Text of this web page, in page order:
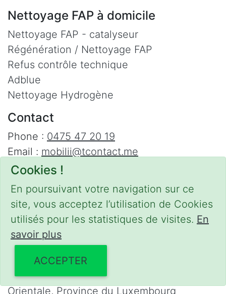
Cookies !
En poursuivant votre navigation sur ce
site, vous acceptez l’utilisation de Cookies
utilisés pour les statistiques de visites. En
savoir plus
ACCEPTER
Nettoyage FAP à domicile
Nettoyage FAP - catalyseur
Régénération / Nettoyage FAP
Refus contrôle technique
Adblue
Nettoyage Hydrogène
Contact
Phone : 0475 47 20 19
Email : mobilii@tcontact.me
Décalaminage & Régénération FAP à
domicile
Interventions urgentes sur la Belgique dans
les régions suivantes :
Bruxelles,Brabant Wallon
Hainaut,Liège,Mons
Limbourg,Flandre Occidentale
Orientale, Province du Luxembourg